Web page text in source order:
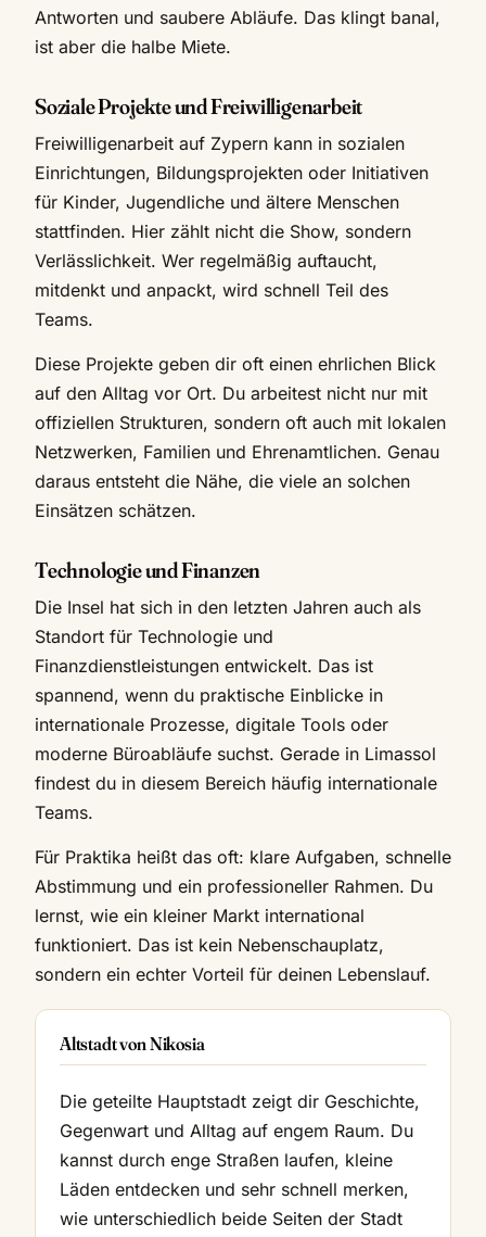
Antworten und saubere Abläufe. Das klingt banal,
ist aber die halbe Miete.
Soziale Projekte und Freiwilligenarbeit
Freiwilligenarbeit auf Zypern kann in sozialen
Einrichtungen, Bildungsprojekten oder Initiativen
für Kinder, Jugendliche und ältere Menschen
stattfinden. Hier zählt nicht die Show, sondern
Verlässlichkeit. Wer regelmäßig auftaucht,
mitdenkt und anpackt, wird schnell Teil des
Teams.
Diese Projekte geben dir oft einen ehrlichen Blick
auf den Alltag vor Ort. Du arbeitest nicht nur mit
offiziellen Strukturen, sondern oft auch mit lokalen
Netzwerken, Familien und Ehrenamtlichen. Genau
daraus entsteht die Nähe, die viele an solchen
Einsätzen schätzen.
Technologie und Finanzen
Die Insel hat sich in den letzten Jahren auch als
Standort für Technologie und
Finanzdienstleistungen entwickelt. Das ist
spannend, wenn du praktische Einblicke in
internationale Prozesse, digitale Tools oder
moderne Büroabläufe suchst. Gerade in Limassol
findest du in diesem Bereich häufig internationale
Teams.
Für Praktika heißt das oft: klare Aufgaben, schnelle
Abstimmung und ein professioneller Rahmen. Du
lernst, wie ein kleiner Markt international
funktioniert. Das ist kein Nebenschauplatz,
sondern ein echter Vorteil für deinen Lebenslauf.
Altstadt von Nikosia
Die geteilte Hauptstadt zeigt dir Geschichte,
Gegenwart und Alltag auf engem Raum. Du
kannst durch enge Straßen laufen, kleine
Läden entdecken und sehr schnell merken,
wie unterschiedlich beide Seiten der Stadt